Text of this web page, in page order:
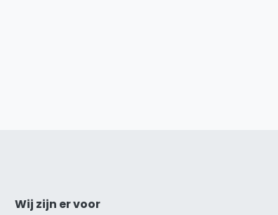
Wij zijn er voor